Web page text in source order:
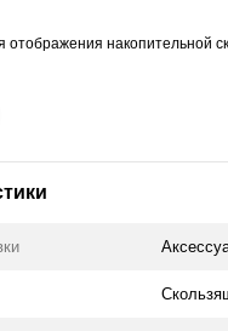
отображения накопительной